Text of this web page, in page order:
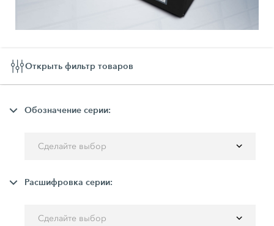
Открыть фильтр товаров
Обозначение серии:
Сделайте выбор
Расшифровка серии:
Сделайте выбор